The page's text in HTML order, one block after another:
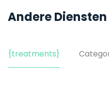
Andere Diensten
{treatments}